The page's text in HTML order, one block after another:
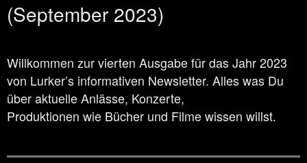
(September 2023)
Willkommen zur vierten Ausgabe für das Jahr 2023
von Lurker’s informativen Newsletter. Alles was Du
über aktuelle Anlässe, Konzerte,
Produktionen wie Bücher und Filme wissen willst.